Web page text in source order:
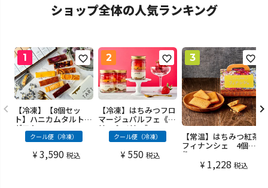
ショップ全体の人気ランキング
【冷凍】【8個セッ
ト】ハニカムタルト・
ギフト
クール便（冷凍）
¥ 3,590 税込
【冷凍】はちみつフロ
マージュパルフェ《ベ
リー＆ベリー》
クール便（冷凍）
¥ 550 税込
【常温】はちみつ紅茶
フィナンシェ 4個入
り
¥ 1,228 税込